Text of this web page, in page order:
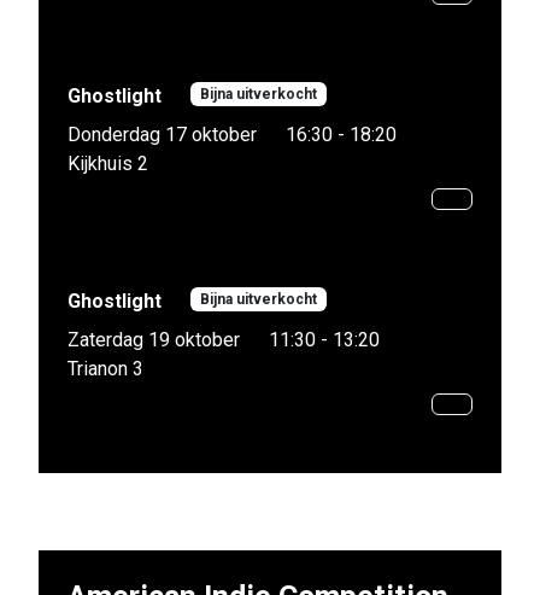
Ghostlight Bijna uitverkocht
Donderdag 17 oktober
16:30 - 18:20
Kijkhuis 2
Ghostlight Bijna uitverkocht
Zaterdag 19 oktober
11:30 - 13:20
Trianon 3